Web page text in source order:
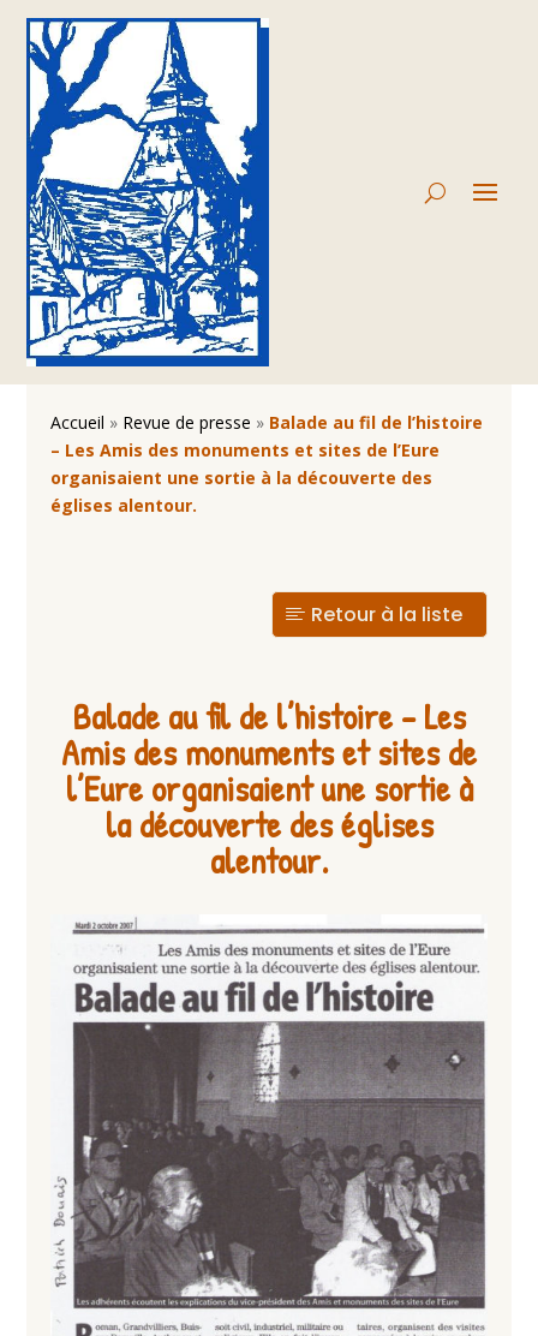
Accueil » Revue de presse » Balade au fil de l’histoire
– Les Amis des monuments et sites de l’Eure
organisaient une sortie à la découverte des
églises alentour.
Retour à la liste
Balade au fil de l’histoire – Les
Amis des monuments et sites de
l’Eure organisaient une sortie à
la découverte des églises
alentour.